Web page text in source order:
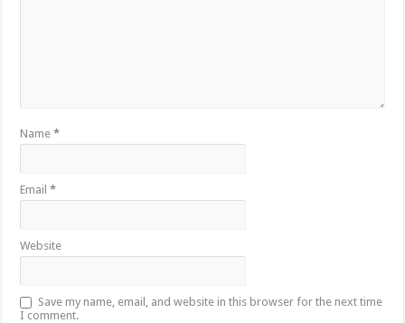
Name*
Email*
Website
Save my name, email, and website in this browser for the next time
I comment.